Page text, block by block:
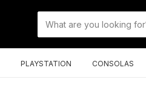
PLAYSTATION CONSOLAS